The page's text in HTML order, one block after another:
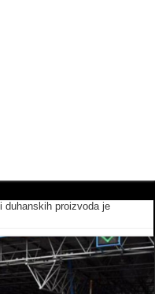
duhanskih proizvoda je